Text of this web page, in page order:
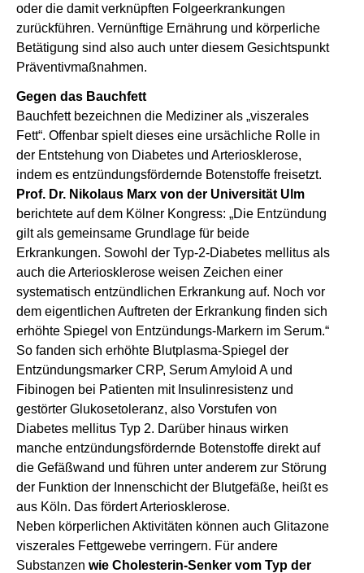
oder die damit verknüpften Folgeerkrankungen
zurückführen. Vernünftige Ernährung und körperliche
Betätigung sind also auch unter diesem Gesichtspunkt
Präventivmaßnahmen.
Gegen das Bauchfett
Bauchfett bezeichnen die Mediziner als „viszerales
Fett“. Offenbar spielt dieses eine ursächliche Rolle in
der Entstehung von Diabetes und Arteriosklerose,
indem es entzündungsfördernde Botenstoffe freisetzt.
Prof. Dr. Nikolaus Marx von der Universität Ulm
berichtete auf dem Kölner Kongress: „Die Entzündung
gilt als gemeinsame Grundlage für beide
Erkrankungen. Sowohl der Typ-2-Diabetes mellitus als
auch die Arteriosklerose weisen Zeichen einer
systematisch entzündlichen Erkrankung auf. Noch vor
dem eigentlichen Auftreten der Erkrankung finden sich
erhöhte Spiegel von Entzündungs-Markern im Serum.“
So fanden sich erhöhte Blutplasma-Spiegel der
Entzündungsmarker CRP, Serum Amyloid A und
Fibinogen bei Patienten mit Insulinresistenz und
gestörter Glukosetoleranz, also Vorstufen von
Diabetes mellitus Typ 2. Darüber hinaus wirken
manche entzündungsfördernde Botenstoffe direkt auf
die Gefäßwand und führen unter anderem zur Störung
der Funktion der Innenschicht der Blutgefäße, heißt es
aus Köln. Das fördert Arteriosklerose.
Neben körperlichen Aktivitäten können auch Glitazone
viszerales Fettgewebe verringern. Für andere
Substanzen wie Cholesterin-Senker vom Typ der